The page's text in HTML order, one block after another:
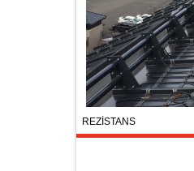
KOSGEB ÇEKME
ÜRÜN TESCİLİ -
KARTUTUCU POZ
HAKKIMIZDA
REZİSTANS